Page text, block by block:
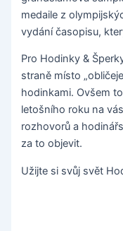
medaile z
vydání časopisu,
Pro Hodinky &
straně místo
hodinkami. Ovšem
letošního roku na
rozhovorů a
za to objevit.
Užijte si svůj svět